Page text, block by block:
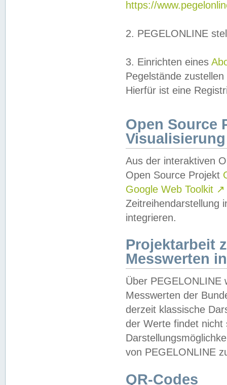
https://
2. PEGELONLINE
3. Einrichten eines
Pegelstände
Hierfür ist eine
Open Source
Visualisierung
Aus der interaktiven
Open Source Projekt
Google Web Toolkit ↗
Zeitreihendarstellung
integrieren.
Projektarbeit
Messwerten
Über PEGELONLINE
Messwerten der
derzeit klassische
der Werte findet
von PEGELONLINE
QR-Codes